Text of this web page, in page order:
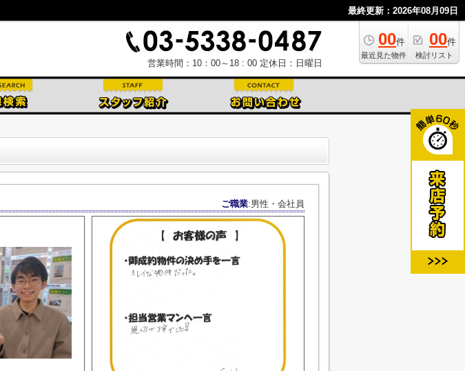
最終更新：2026年08月09日
00件
最近見た物件
00件
検討リスト
営業時間：10：00～18 : 00 定休日：日曜日
ご職業:男性・会社員